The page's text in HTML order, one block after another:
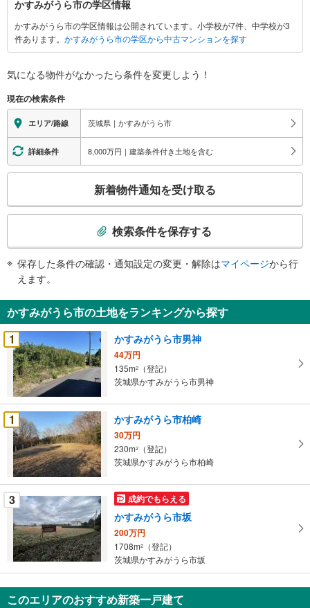
す
み
が
ら
に
関
す
る
情
かすみがうら市の学区情報
かすみがうら市の学区情報は公開されています。小学校が7件、中学校が3
件あります。 かすみがうら市の学区から中古マンションを探す
気になる物件がなかったら条件を変更しよう！
現在の検索条件
エリア/路線 茨城県｜かすみがうら市
詳細条件 8,000万円｜建築条件付き土地を含む
検
知
を
受
け
取
る
・
条
件
を
マ
イ
ペ
ー
に
保
存
す
る
新着物件通知を受け取る
検索条件を保存する
保存した条件の確認・通知設定の変更・解除はマイページから行
えます。
かすみがうら市の土地をランキングから探す
1
かすみがうら市男神
44万円
135m2
（登記）
茨城県かすみがうら市男神
1 かすみがうら市柏崎
30万円
230m2
（登記）
茨城県かすみがうら市柏崎
3 成約でもらえる
かすみがうら市坂
200万円
1708m2
（登記）
茨城県かすみがうら市坂
このエリアのおすすめ新築一戸建て